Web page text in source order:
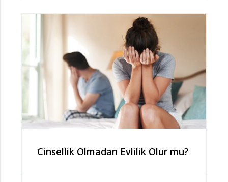
Cinsellik Olmadan Evlilik Olur mu?